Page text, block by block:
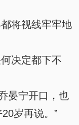
将视线牢牢地
决定都下不
晏宁开口，也
岁再说。”